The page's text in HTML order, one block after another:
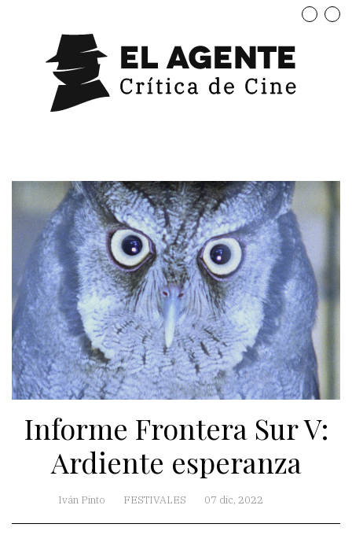
Informe Frontera Sur V:
Ardiente esperanza
Iván Pinto FESTIVALES 07 dic, 2022